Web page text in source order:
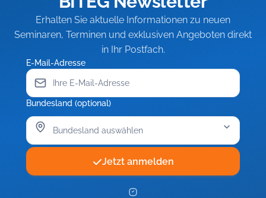
Erhalten Sie aktuelle Informationen zu neuen
Seminaren, Terminen und exklusiven Angeboten direkt
in Ihr Postfach.
E-Mail-Adresse
Bundesland (optional)
Jetzt anmelden